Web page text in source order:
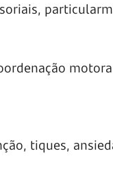
tiques,